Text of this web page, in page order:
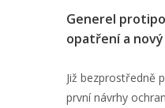
Generel
opatření a
Již bezprostředně
první návrhy